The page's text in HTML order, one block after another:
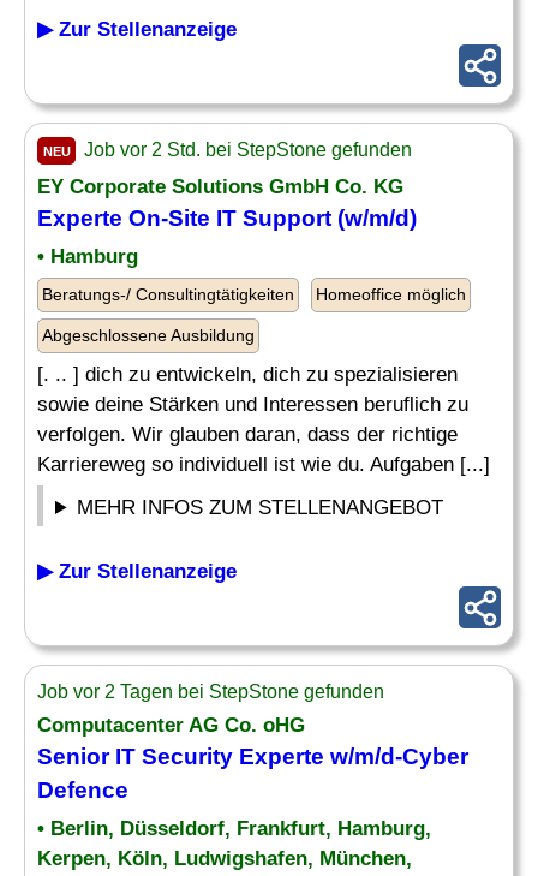
▶ Zur Stellenanzeige
NEU Job vor 2 Std. bei StepStone gefunden
EY Corporate Solutions GmbH Co. KG
Experte On-Site IT Support (w/m/d)
• Hamburg
Beratungs-/ Consultingtätigkeiten Homeoffice möglich
Abgeschlossene Ausbildung
[. .. ] dich zu entwickeln, dich zu spezialisieren
sowie deine Stärken und Interessen beruflich zu
verfolgen. Wir glauben daran, dass der richtige
Karriereweg so individuell ist wie du. Aufgaben [...]
MEHR INFOS ZUM STELLENANGEBOT
▶ Zur Stellenanzeige
Job vor 2 Tagen bei StepStone gefunden
Computacenter AG Co. oHG
Senior IT Security Experte w/m/d-Cyber
Defence
• Berlin, Düsseldorf, Frankfurt, Hamburg,
Kerpen, Köln, Ludwigshafen, München,